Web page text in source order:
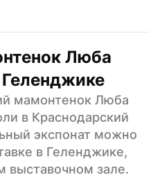
Люба
мамонтенок Люба
в Краснодарский
экспонат можно
в Геленджике,
выставочном зале.